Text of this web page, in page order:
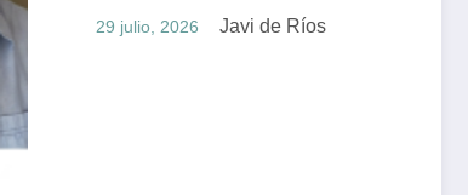
Javi de Ríos